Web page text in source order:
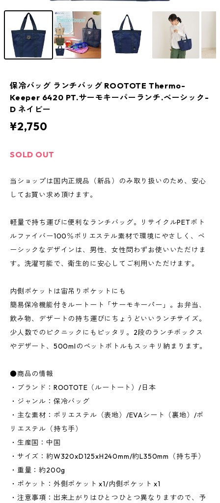
保冷バッグ ランチバッグ ROOTOTE Thermo-
Keeper 6420 PT.サーモキーパーランチ.ベーシック-
D ネイビー
¥2,750
SOLD OUT
当ショップは国内正規品（新品）のみ取り扱いのため、安心
してお買い求め頂けます。
軽量で持ち運びに便利なランチバッグ。リサイクルPETボト
ルファイバー100％ポリエステル素材で環境にやさしく、ベ
ーシックなデザインは、男性、女性問わずお使いいただけま
す。洗濯可能で、衛生的に安心してご利用いただけます。
内側ポケットは宙吊りポケットにも
簡易保冷機能付きルートート「サーモキーパー」。お弁当、
飲み物、デザートの持ち運びにちょうどいいランチサイズ。
少人数でのピクニックにもピッタリ。2段のランチボックス
やデザート、500mlのペットボトルもスッキリ納まります。
●商品の情報
・ブランド：ROOTOTE（ルートート）/日本
・ジャンル：保冷バッグ
・主な素材：ポリエステル（表地）/EVAシート（裏地）/ポ
リエステル（持ち手）
・生産国：中国
・サイズ：約W320xD125xH240mm/約L350mm（持ち手）
・重量：約200g
・ポケット：外側ポケット x1/内側ポケット x1
・注意事項：出来上がりはひとつひとつ異なりますので、予